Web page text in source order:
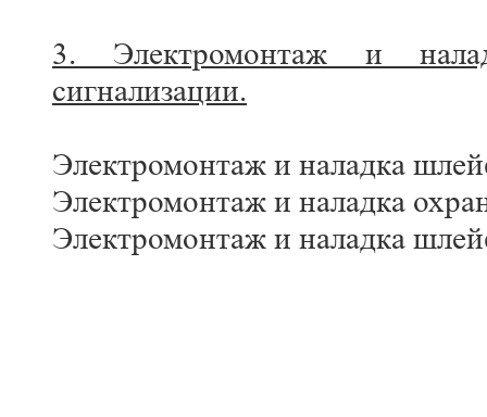
3. Электромонтаж и
сигнализации.
Электромонтаж и наладка
Электромонтаж и наладка
Электромонтаж и наладка